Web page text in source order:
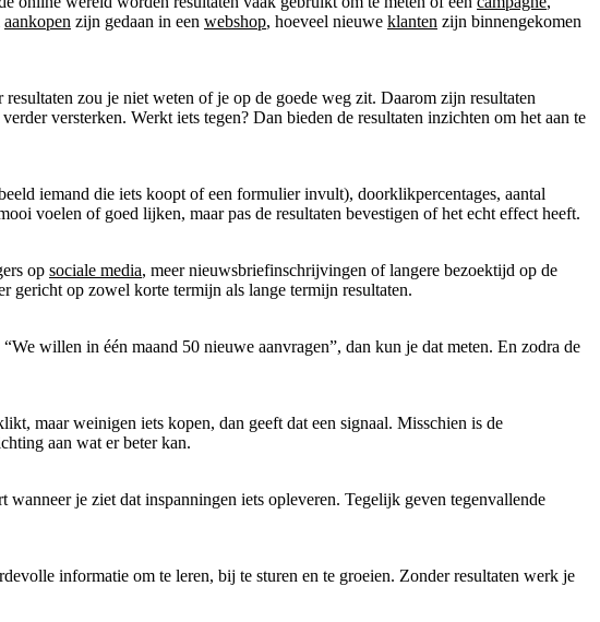
aankopen zijn gedaan in een webshop, hoeveel nieuwe klanten zijn binnengekomen
zou je niet weten of je op de goede weg zit. Daarom zijn resultaten
versterken. Werkt iets tegen? Dan bieden de resultaten inzichten om het aan te
iemand die iets koopt of een formulier invult), doorklikpercentages, aantal
voelen of goed lijken, maar pas de resultaten bevestigen of het echt effect heeft.
op sociale media, meer nieuwsbriefinschrijvingen of langere bezoektijd op de
gericht op zowel korte termijn als lange termijn resultaten.
willen in één maand 50 nieuwe aanvragen”, dan kun je dat meten. En zodra de
maar weinigen iets kopen, dan geeft dat een signaal. Misschien is de
aan wat er beter kan.
je ziet dat inspanningen iets opleveren. Tegelijk geven tegenvallende
informatie om te leren, bij te sturen en te groeien. Zonder resultaten werk je